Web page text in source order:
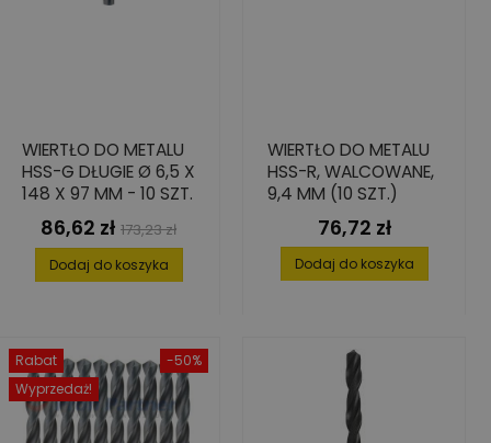
WIERTŁO DO METALU
HSS-G DŁUGIE Ø 6,5 X
148 X 97 MM - 10 SZT.
Cena
86,62 zł Cena
podstawowa
173,23 zł
Dodaj do koszyka
WIERTŁO DO METALU
HSS-R, WALCOWANE,
9,4 MM (10 SZT.)
Cena
76,72 zł
Dodaj do koszyka
-50%
Rabat
Wyprzedaż!